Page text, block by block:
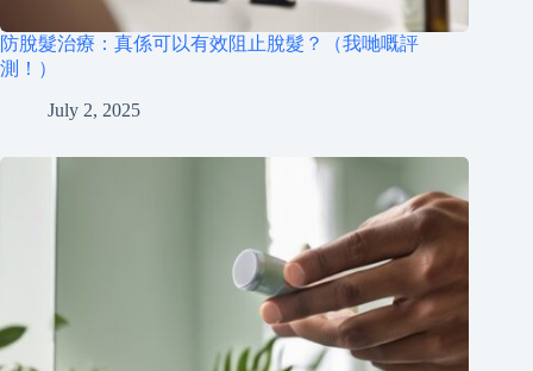
防脫髮治療：真係可以有效阻止脫髮？（我哋嘅評
測！）
July 2, 2025